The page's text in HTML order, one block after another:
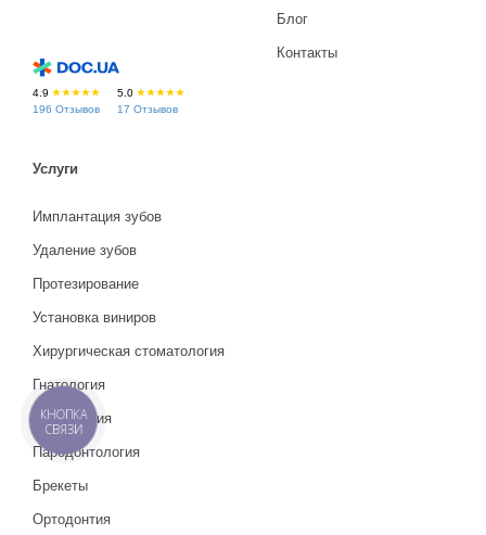
4.9
196 Отзывов
5.0
17 Отзывов
Блог
Контакты
Услуги
Имплантация зубов
Удаление зубов
Протезирование
Установка виниров
Хирургическая стоматология
Гнатология
Эндодонтия
Пародонтология
Брекеты
Ортодонтия
КНОПКА
СВЯЗИ